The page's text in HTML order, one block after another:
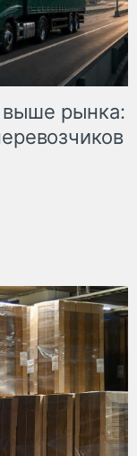
выше рынка: